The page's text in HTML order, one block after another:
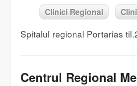
Clinici Regional
Spitalul regional Portarias
Centrul Regional